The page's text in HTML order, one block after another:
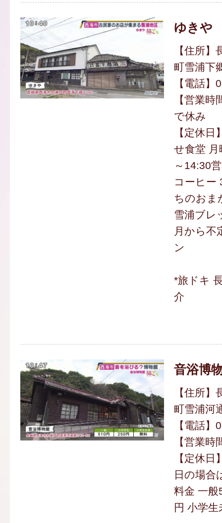
ゆきや
【住所
町雪浦下
【電話
【営業
で休み
【定休
せ食堂
～14:30
コーヒー
ちのおま
雪浦ブレ
月から不
ン
*旅ドキ
介
音浴博
【住所
町雪浦河
【電話
【営業
【定休
日の場合
料金 一般
円 小学